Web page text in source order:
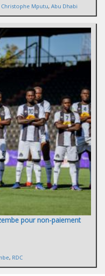
Christophe Mputu, Abu Dhabi
pour non-paiement
, RDC